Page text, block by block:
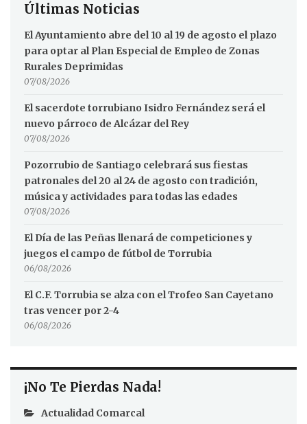
Últimas Noticias
El Ayuntamiento abre del 10 al 19 de agosto el plazo
para optar al Plan Especial de Empleo de Zonas
Rurales Deprimidas
07/08/2026
El sacerdote torrubiano Isidro Fernández será el
nuevo párroco de Alcázar del Rey
07/08/2026
Pozorrubio de Santiago celebrará sus fiestas
patronales del 20 al 24 de agosto con tradición,
música y actividades para todas las edades
07/08/2026
El Día de las Peñas llenará de competiciones y
juegos el campo de fútbol de Torrubia
06/08/2026
El C.F. Torrubia se alza con el Trofeo San Cayetano
tras vencer por 2-4
06/08/2026
¡No Te Pierdas Nada!
Actualidad Comarcal